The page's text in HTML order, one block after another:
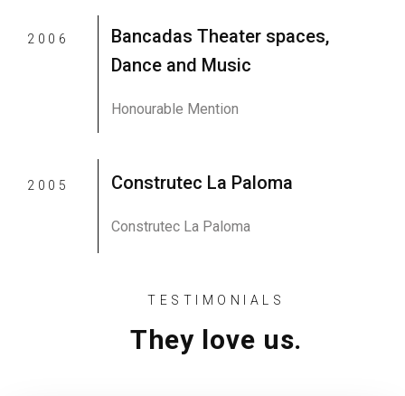
2006
Bancadas Theater spaces,
Dance and Music
Honourable Mention
2005 Construtec La Paloma
Construtec La Paloma
TESTIMONIALS
They love us.